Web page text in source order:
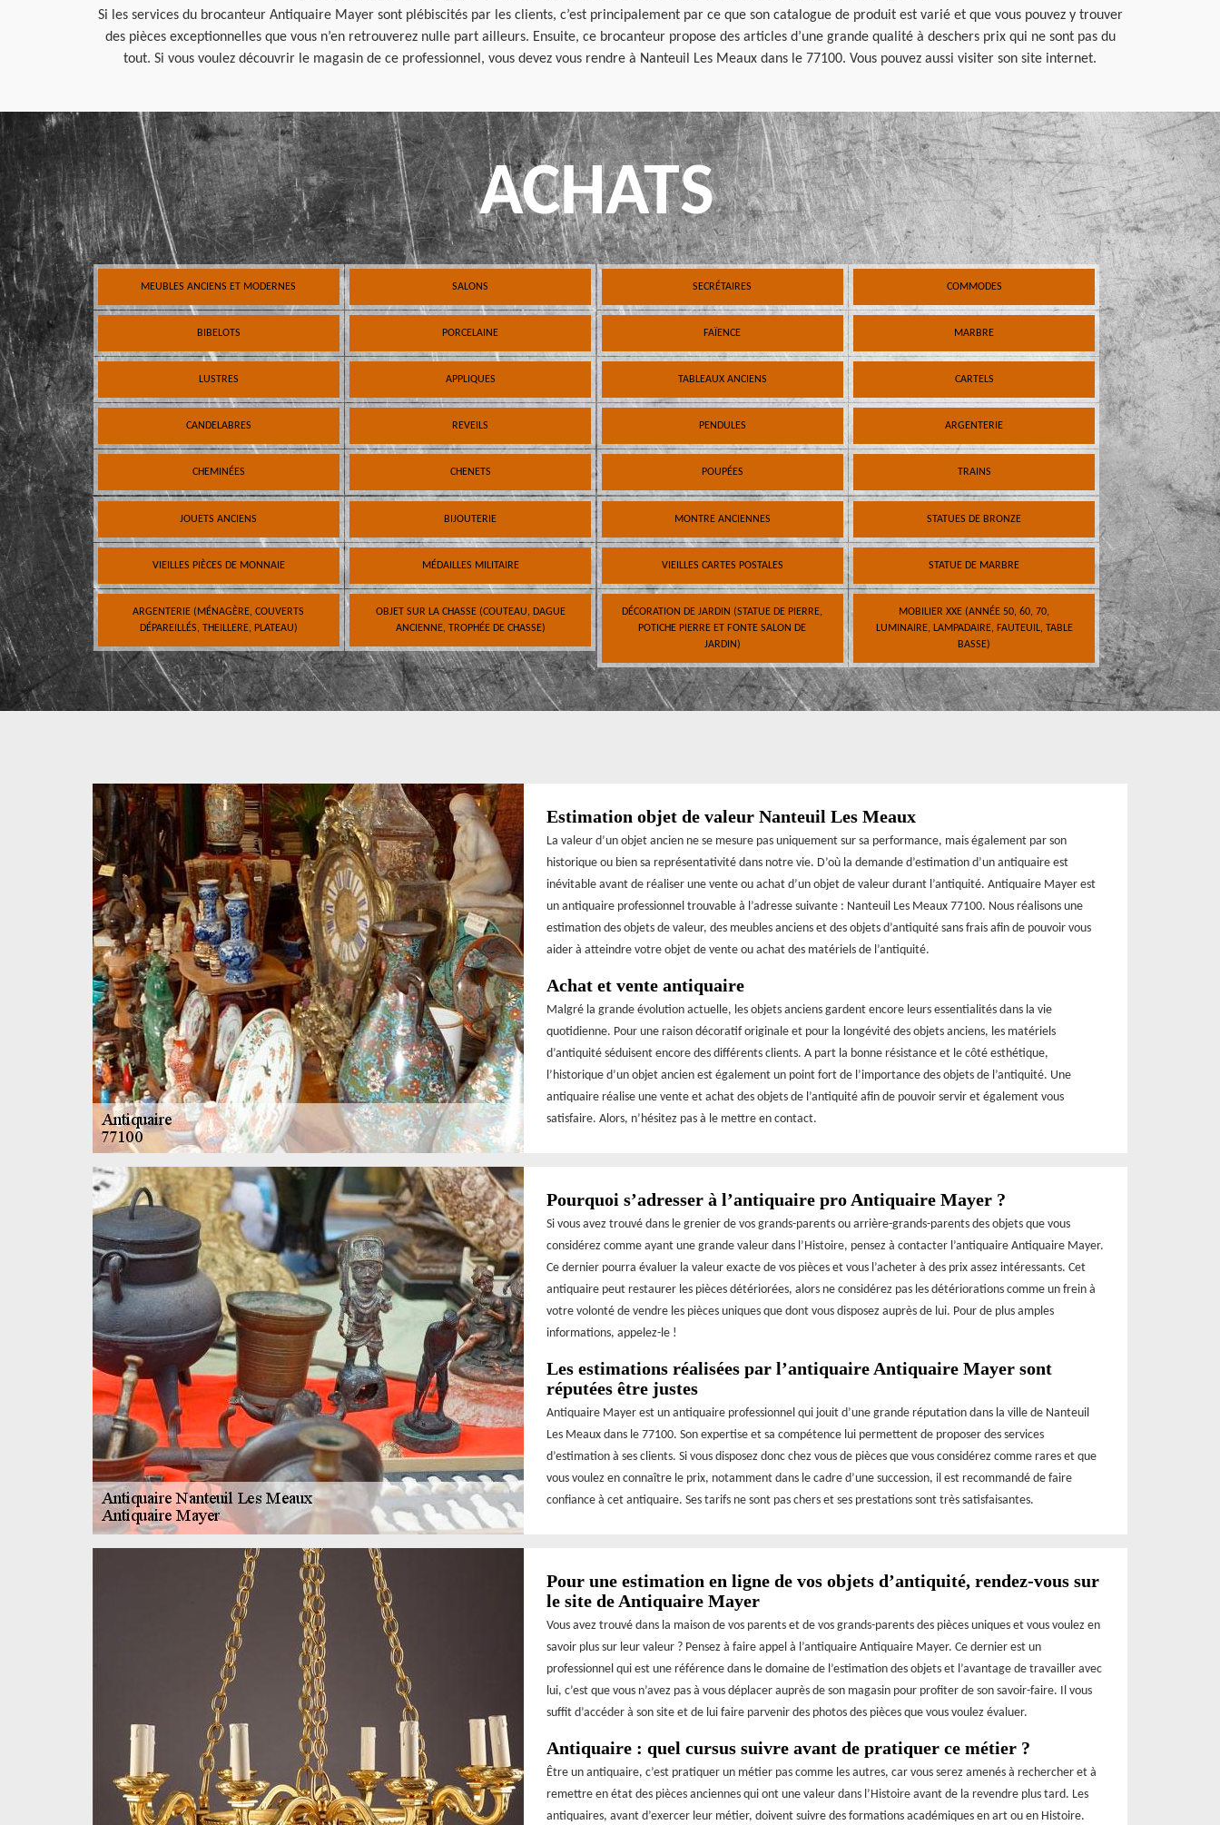
Si les services du brocanteur Antiquaire Mayer sont plébiscités par les clients, c’est principalement par ce que son catalogue de produit est varié et que vous pouvez y trouver
des pièces exceptionnelles que vous n’en retrouverez nulle part ailleurs. Ensuite, ce brocanteur propose des articles d’une grande qualité à deschers prix qui ne sont pas du
tout. Si vous voulez découvrir le magasin de ce professionnel, vous devez vous rendre à Nanteuil Les Meaux dans le 77100. Vous pouvez aussi visiter son site internet.
ACHATS
MEUBLES ANCIENS ET MODERNES SALONS SECRÉTAIRES COMMODES
BIBELOTS PORCELAINE FAÏENCE MARBRE
LUSTRES APPLIQUES TABLEAUX ANCIENS CARTELS
CANDELABRES REVEILS PENDULES ARGENTERIE
CHEMINÉES CHENETS POUPÉES TRAINS
JOUETS ANCIENS BIJOUTERIE MONTRE ANCIENNES STATUES DE BRONZE
VIEILLES PIÈCES DE MONNAIE MÉDAILLES MILITAIRE VIEILLES CARTES POSTALES STATUE DE MARBRE
ARGENTERIE (MÉNAGÈRE, COUVERTS
DÉPAREILLÉS, THEILLERE, PLATEAU)
OBJET SUR LA CHASSE (COUTEAU, DAGUE
ANCIENNE, TROPHÉE DE CHASSE)
DÉCORATION DE JARDIN (STATUE DE PIERRE,
POTICHE PIERRE ET FONTE SALON DE
JARDIN)
MOBILIER XXE (ANNÉE 50, 60, 70,
LUMINAIRE, LAMPADAIRE, FAUTEUIL, TABLE
BASSE)
Estimation objet de valeur Nanteuil Les Meaux
La valeur d’un objet ancien ne se mesure pas uniquement sur sa performance, mais également par son
historique ou bien sa représentativité dans notre vie. D’où la demande d’estimation d’un antiquaire est
inévitable avant de réaliser une vente ou achat d’un objet de valeur durant l’antiquité. Antiquaire Mayer est
un antiquaire professionnel trouvable à l’adresse suivante : Nanteuil Les Meaux 77100. Nous réalisons une
estimation des objets de valeur, des meubles anciens et des objets d’antiquité sans frais afin de pouvoir vous
aider à atteindre votre objet de vente ou achat des matériels de l’antiquité.
Achat et vente antiquaire
Malgré la grande évolution actuelle, les objets anciens gardent encore leurs essentialités dans la vie
quotidienne. Pour une raison décoratif originale et pour la longévité des objets anciens, les matériels
d’antiquité séduisent encore des différents clients. A part la bonne résistance et le côté esthétique,
l’historique d’un objet ancien est également un point fort de l’importance des objets de l’antiquité. Une
antiquaire réalise une vente et achat des objets de l’antiquité afin de pouvoir servir et également vous
satisfaire. Alors, n’hésitez pas à le mettre en contact.
Pourquoi s’adresser à l’antiquaire pro Antiquaire Mayer ?
Si vous avez trouvé dans le grenier de vos grands-parents ou arrière-grands-parents des objets que vous
considérez comme ayant une grande valeur dans l’Histoire, pensez à contacter l’antiquaire Antiquaire Mayer.
Ce dernier pourra évaluer la valeur exacte de vos pièces et vous l’acheter à des prix assez intéressants. Cet
antiquaire peut restaurer les pièces détériorées, alors ne considérez pas les détériorations comme un frein à
votre volonté de vendre les pièces uniques que dont vous disposez auprès de lui. Pour de plus amples
informations, appelez-le !
Les estimations réalisées par l’antiquaire Antiquaire Mayer sont
réputées être justes
Antiquaire Mayer est un antiquaire professionnel qui jouit d’une grande réputation dans la ville de Nanteuil
Les Meaux dans le 77100. Son expertise et sa compétence lui permettent de proposer des services
d’estimation à ses clients. Si vous disposez donc chez vous de pièces que vous considérez comme rares et que
vous voulez en connaître le prix, notamment dans le cadre d’une succession, il est recommandé de faire
confiance à cet antiquaire. Ses tarifs ne sont pas chers et ses prestations sont très satisfaisantes.
Pour une estimation en ligne de vos objets d’antiquité, rendez-vous sur
le site de Antiquaire Mayer
Vous avez trouvé dans la maison de vos parents et de vos grands-parents des pièces uniques et vous voulez en
savoir plus sur leur valeur ? Pensez à faire appel à l’antiquaire Antiquaire Mayer. Ce dernier est un
professionnel qui est une référence dans le domaine de l’estimation des objets et l’avantage de travailler avec
lui, c’est que vous n’avez pas à vous déplacer auprès de son magasin pour profiter de son savoir-faire. Il vous
suffit d’accéder à son site et de lui faire parvenir des photos des pièces que vous voulez évaluer.
Antiquaire : quel cursus suivre avant de pratiquer ce métier ?
Être un antiquaire, c’est pratiquer un métier pas comme les autres, car vous serez amenés à rechercher et à
remettre en état des pièces anciennes qui ont une valeur dans l’Histoire avant de la revendre plus tard. Les
antiquaires, avant d’exercer leur métier, doivent suivre des formations académiques en art ou en Histoire.